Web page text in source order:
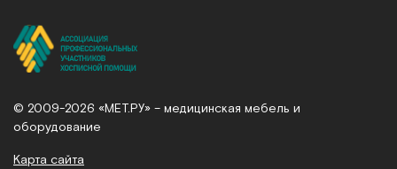
© 2009-2026 «МЕТ.РУ» – медицинская мебель и
оборудование
Карта сайта